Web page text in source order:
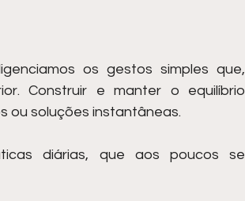
os gestos simples que,
Construir e manter o equilíbrio
ou soluções instantâneas.
diárias, que aos poucos se